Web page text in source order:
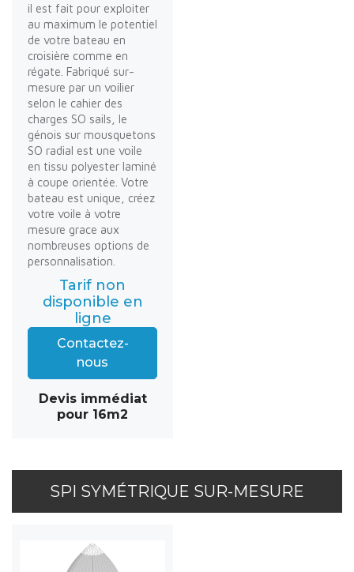
il est fait pour exploiter
au maximum le potentiel
de votre bateau en
croisière comme en
régate. Fabriqué sur-
mesure par un voilier
selon le cahier des
charges SO sails, le
génois sur mousquetons
SO radial est une voile
en tissu polyester laminé
à coupe orientée. Votre
bateau est unique, créez
votre voile à votre
mesure grace aux
nombreuses options de
personnalisation.
Tarif non
disponible en
ligne
Contactez-
nous
Devis immédiat
pour 16m2
SPI SYMÉTRIQUE SUR-MESURE